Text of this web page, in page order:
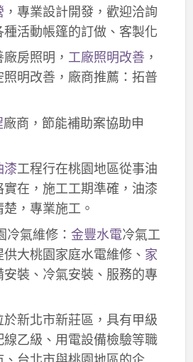
，專業設計開發，歡迎洽詢
種活動帳篷的訂做、客製化
房照明， 工廠照明改善，
明改善，廠商推薦：拓普
廠商，節能補助案協助申
漆工程行在桃園地區從事油
在，施工工期準確，油漆
，專業施工。
冷氣維修： 金豐水電冷氣工
大桃園家庭水電維修、 家
安裝、冷氣安裝、服務的專
於新北市新莊區，具有甲級
乙級、用電設備檢驗等職